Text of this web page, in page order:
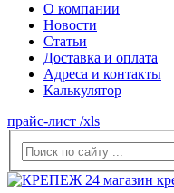
О компании
Новости
Статьи
Доставка и оплата
Адреса и контакты
Калькулятор
прайс-лист /xls